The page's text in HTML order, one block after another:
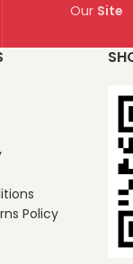
Our Site
Policy